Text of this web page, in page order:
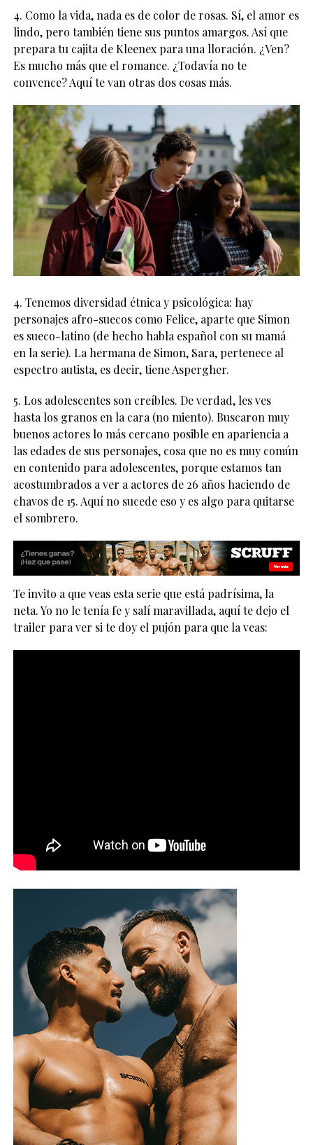
4. Como la vida, nada es de color de rosas. Sí, el amor es
lindo, pero también tiene sus puntos amargos. Así que
prepara tu cajita de Kleenex para una lloración. ¿Ven?
Es mucho más que el romance. ¿Todavía no te
convence? Aquí te van otras dos cosas más.
4. Tenemos diversidad étnica y psicológica: hay
personajes afro-suecos como Felice, aparte que Simon
es sueco-latino (de hecho habla español con su mamá
en la serie). La hermana de Simon, Sara, pertenece al
espectro autista, es decir, tiene Aspergher.
5. Los adolescentes son creíbles. De verdad, les ves
hasta los granos en la cara (no miento). Buscaron muy
buenos actores lo más cercano posible en apariencia a
las edades de sus personajes, cosa que no es muy común
en contenido para adolescentes, porque estamos tan
acostumbrados a ver a actores de 26 años haciendo de
chavos de 15. Aquí no sucede eso y es algo para quitarse
el sombrero.
Te invito a que veas esta serie que está padrísima, la
neta. Yo no le tenía fe y salí maravillada, aquí te dejo el
trailer para ver si te doy el pujón para que la veas: